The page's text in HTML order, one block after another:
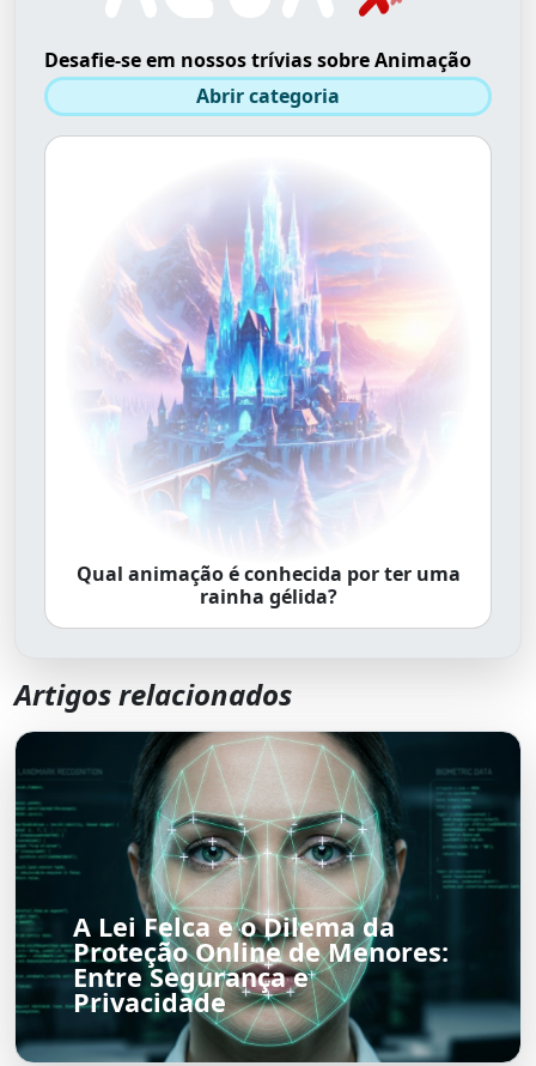
Desafie-se em nossos trívias sobre Animação
Abrir categoria
Qual animação é conhecida por ter uma
rainha gélida?
Artigos relacionados
A Lei Felca e o Dilema da
Proteção Online de Menores:
Entre Segurança e
Privacidade